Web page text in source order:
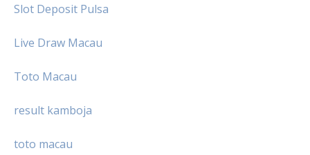
Slot Deposit Pulsa
Live Draw Macau
Toto Macau
result kamboja
toto macau